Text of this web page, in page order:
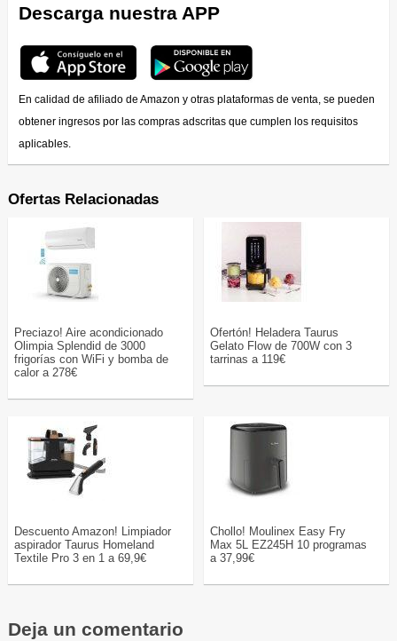
Descarga nuestra APP
En calidad de afiliado de Amazon y otras plataformas de venta, se pueden
obtener ingresos por las compras adscritas que cumplen los requisitos
aplicables.
Ofertas Relacionadas
Preciazo! Aire acondicionado
Olimpia Splendid de 3000
frigorías con WiFi y bomba de
calor a 278€
Ofertón! Heladera Taurus
Gelato Flow de 700W con 3
tarrinas a 119€
Descuento Amazon! Limpiador
aspirador Taurus Homeland
Textile Pro 3 en 1 a 69,9€
Chollo! Moulinex Easy Fry
Max 5L EZ245H 10 programas
a 37,99€
Deja un comentario